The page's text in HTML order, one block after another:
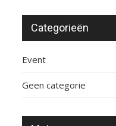
Categorieën
Event
Geen categorie